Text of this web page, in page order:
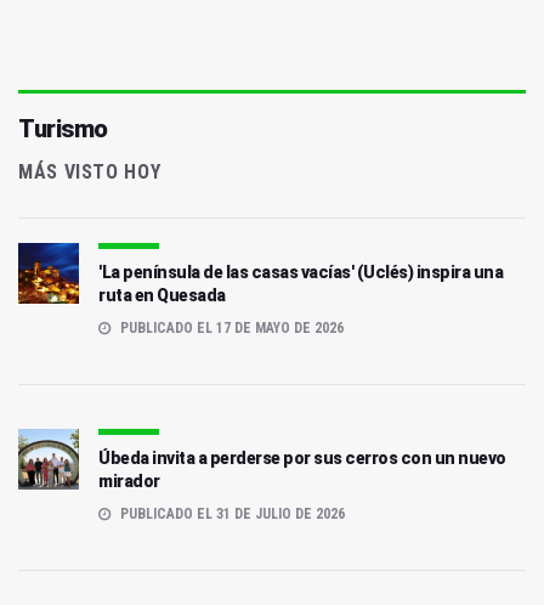
Turismo
MÁS VISTO HOY
'La península de las casas vacías' (Uclés) inspira una
ruta en Quesada
PUBLICADO EL 17 DE MAYO DE 2026
Úbeda invita a perderse por sus cerros con un nuevo
mirador
PUBLICADO EL 31 DE JULIO DE 2026